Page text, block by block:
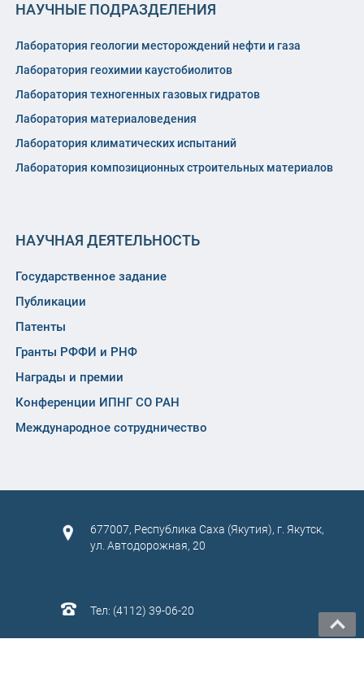
НАУЧНЫЕ ПОДРАЗДЕЛЕНИЯ
Лаборатория геологии месторождений нефти и газа
Лаборатория геохимии каустобиолитов
Лаборатория техногенных газовых гидратов
Лаборатория материаловедения
Лаборатория климатических испытаний
Лаборатория композиционных строительных материалов
НАУЧНАЯ ДЕЯТЕЛЬНОСТЬ
Государственное задание
Публикации
Патенты
Гранты РФФИ и РНФ
Награды и премии
Конференции ИПНГ СО РАН
Международное сотрудничество
677007, Республика Саха (Якутия), г. Якутск,
ул. Автодорожная, 20
Тел: (4112) 39-06-20